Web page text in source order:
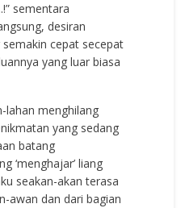
sementara
desiran
cepat secepat
yang luar biasa
lahan menghilang
yang sedang
batang
‘menghajar’ liang
seakan-akan terasa
awan dan dari bagian